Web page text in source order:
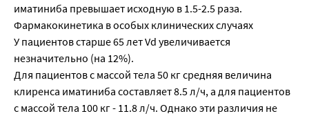
иматиниба превышает исходную в 1.5-2.5 раза.
Фармакокинетика в особых клинических случаях
У пациентов старше 65 лет Vd увеличивается
незначительно (на 12%).
Для пациентов с массой тела 50 кг средняя величина
клиренса иматиниба составляет 8.5 л/ч, а для пациентов
с массой тела 100 кг - 11.8 л/ч. Однако эти различия не